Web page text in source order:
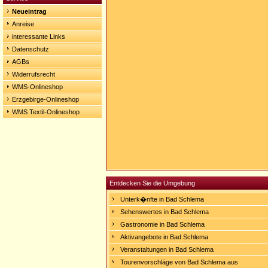
Neueintrag
Anreise
interessante Links
Datenschutz
AGBs
Widerrufsrecht
WMS-Onlineshop
Erzgebirge-Onlineshop
WMS Textil-Onlineshop
Entdecken Sie die Umgebung
Unterk�nfte in Bad Schlema
Sehenswertes in Bad Schlema
Gastronomie in Bad Schlema
Aktivangebote in Bad Schlema
Veranstaltungen in Bad Schlema
Tourenvorschläge von Bad Schlema aus